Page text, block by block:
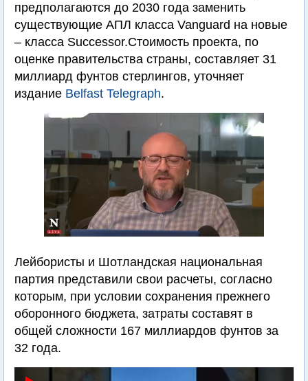
предполагаются до 2030 года заменить
существующие АПЛ класса Vanguard на новые
– класса Successor.Стоимость проекта, по
оценке правительства страны, составляет 31
миллиард фунтов стерлингов, уточняет
издание Belfast Telegraph.
Лейбористы и Шотландская национальная
партия представили свои расчеты, согласно
которым, при условии сохранения прежнего
оборонного бюджета, затраты составят в
общей сложности 167 миллиардов фунтов за
32 года.